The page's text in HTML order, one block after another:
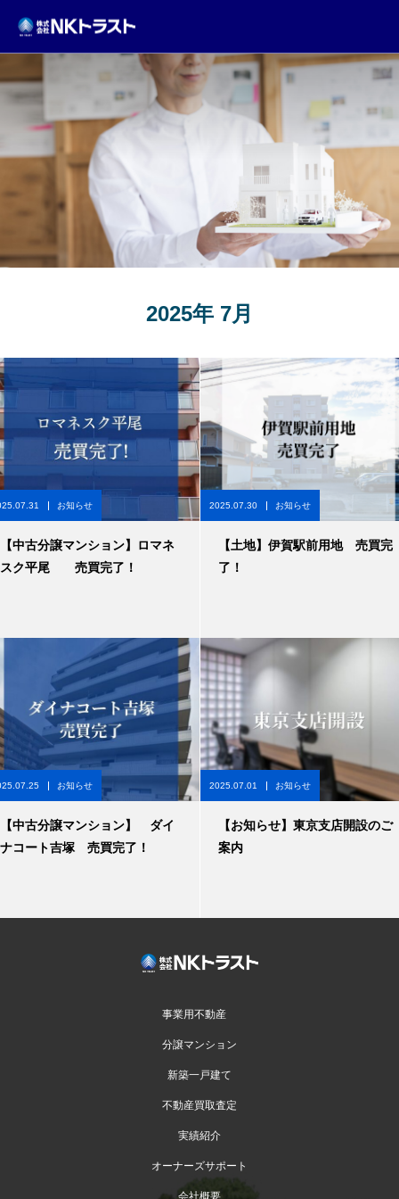
TOPICS
2025年 7月
お知らせ
【中古分譲マンション】ロマネ
スク平尾 売買完了！
2025.07.30 お知らせ
【土地】伊賀駅前用地 売買完
了！
お知らせ
【中古分譲マンション】 ダイ
ナコート吉塚 売買完了！
2025.07.01 お知らせ
【お知らせ】東京支店開設のご
案内
事業用不動産
分譲マンション
新築一戸建て
不動産買取査定
実績紹介
オーナーズサポート
会社概要